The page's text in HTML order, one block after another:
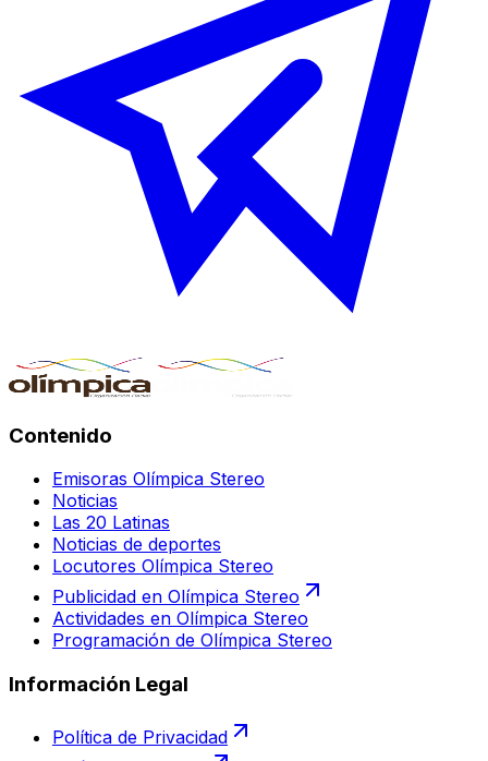
Contenido
Emisoras Olímpica Stereo
Noticias
Las 20 Latinas
Noticias de deportes
Locutores Olímpica Stereo
Publicidad en Olímpica Stereo
Actividades en Olímpica Stereo
Programación de Olímpica Stereo
Información Legal
Política de Privacidad